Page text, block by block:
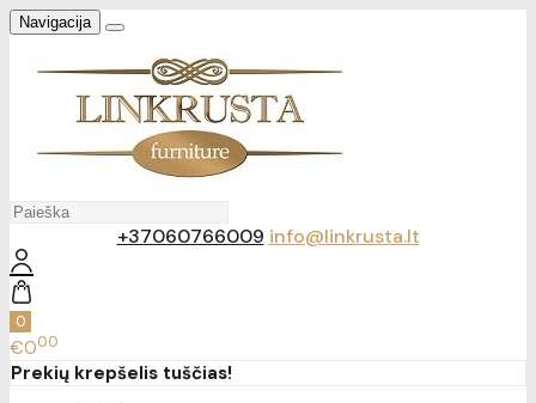
Navigacija
+37060766009 info@linkrusta.lt
0
€000
Prekių krepšelis tuščias!